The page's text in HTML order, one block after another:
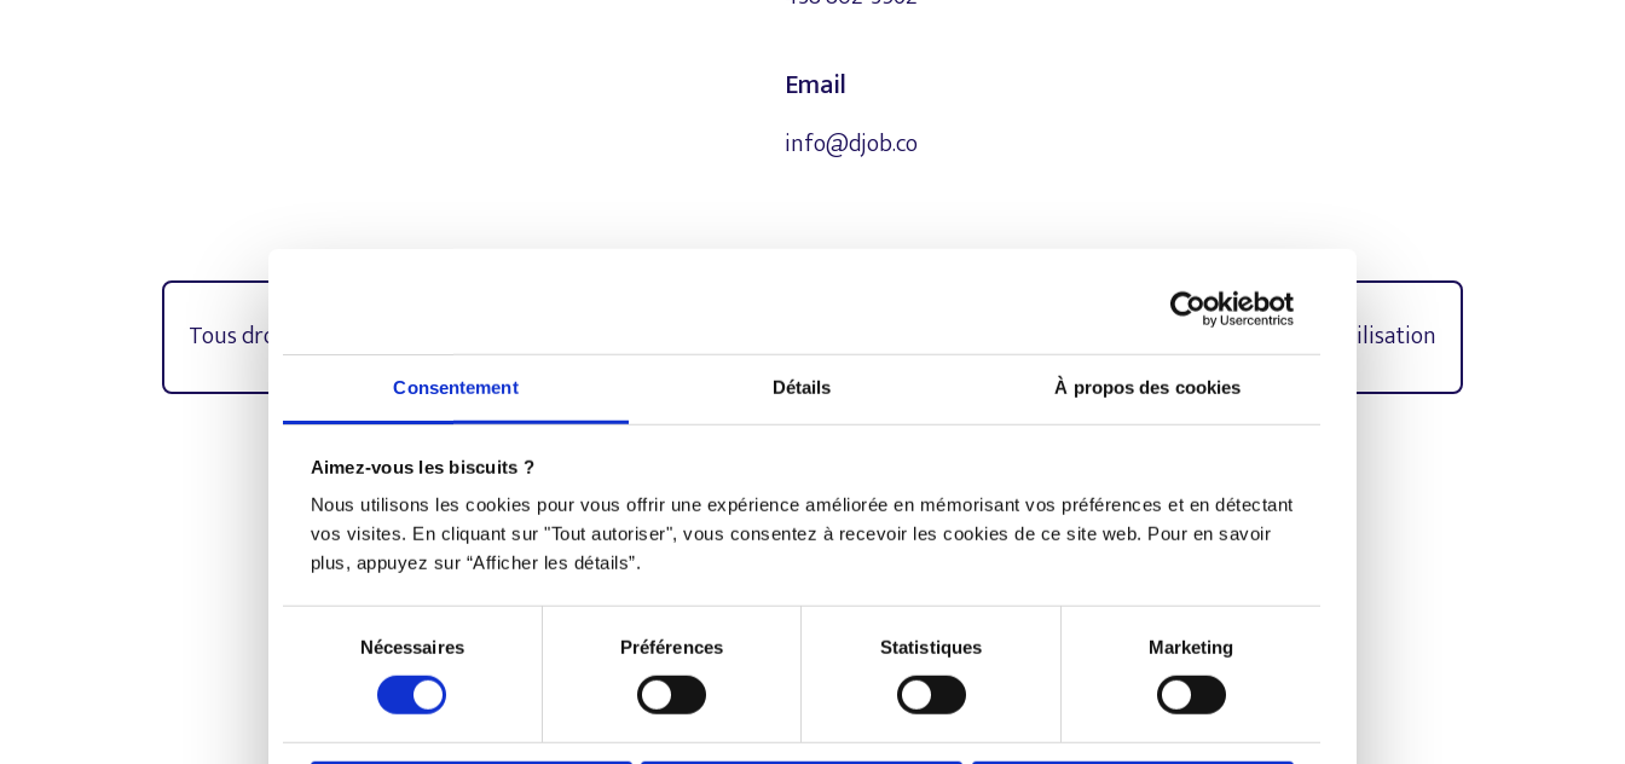
Consentement Détails À propos des cookies
Aimez-vous les biscuits ?
Nous utilisons les cookies pour vous offrir une expérience améliorée en mémorisant vos préférences et en détectant
vos visites. En cliquant sur "Tout autoriser", vous consentez à recevoir les cookies de ce site web. Pour en savoir
plus, appuyez sur “Afficher les détails”.
consentement
Nécessaires Préférences Statistiques Marketing
Email
info@djob.co
Tous droits réservés © Djob Politique de protectionConditions d’utilisation
Djob est une plateforme inclusive qui offre des opportunités équitables à tous. L’usage du masculin dans les textes a été
privilégié à des fins d’allégement uniquement.
Propulsé par le